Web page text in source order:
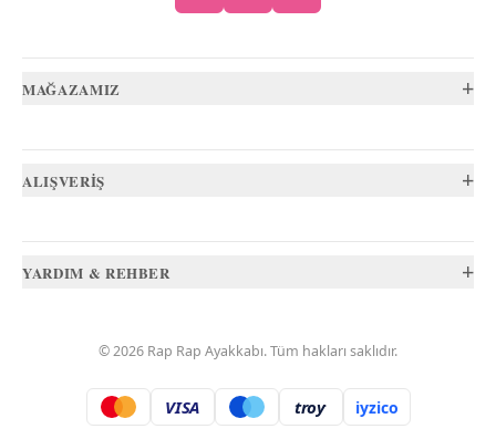
MAĞAZAMIZ +
ALIŞVERİŞ +
YARDIM & REHBER +
©2026 Rap Rap Ayakkabı. Tüm hakları saklıdır.
VISA troy. iyzico